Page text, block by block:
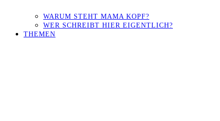
WARUM STEHT MAMA KOPF?
WER SCHREIBT HIER EIGENTLICH?
THEMEN